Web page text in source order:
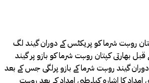
روہت شرما کو پریکٹس کے دوران گیند لگ
بھارتی کپتان روہت شرما کو بازو پر گیند
گیند روہت شرما کے بازو پرلگی جس کے بعد
کا اشارہ کیا۔طبی امداد کے بعد روہت